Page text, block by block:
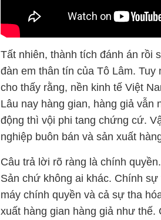
Tất nhiên, thành tích đánh án rồi
đàn em thân tín của Tô Lâm.
cho thấy rằng, nền kinh tế Việt
Lâu nay hàng gian, hàng giả vẫn
động thì vội phi tang chứng cứ.
nghiệp buôn bán và sản xuất
Câu trả lời rõ ràng là chính
Sản chứ không ai khác. Chính
máy chính quyền và cả sự tha
xuất hàng gian hàng giả như